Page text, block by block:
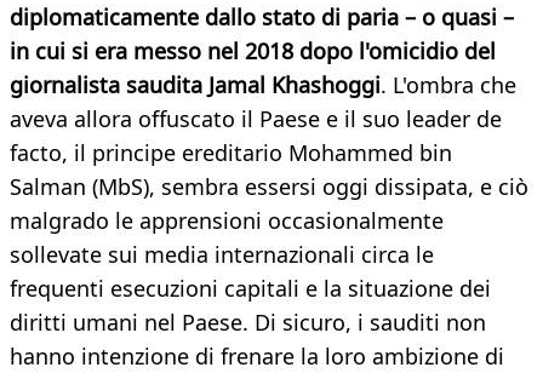
diplomaticamente dallo stato di paria – o quasi –
in cui si era messo nel 2018 dopo l'omicidio del
giornalista saudita Jamal Khashoggi. L'ombra che
aveva allora offuscato il Paese e il suo leader de
facto, il principe ereditario Mohammed bin
Salman (MbS), sembra essersi oggi dissipata, e ciò
malgrado le apprensioni occasionalmente
sollevate sui media internazionali circa le
frequenti esecuzioni capitali e la situazione dei
diritti umani nel Paese. Di sicuro, i sauditi non
hanno intenzione di frenare la loro ambizione di